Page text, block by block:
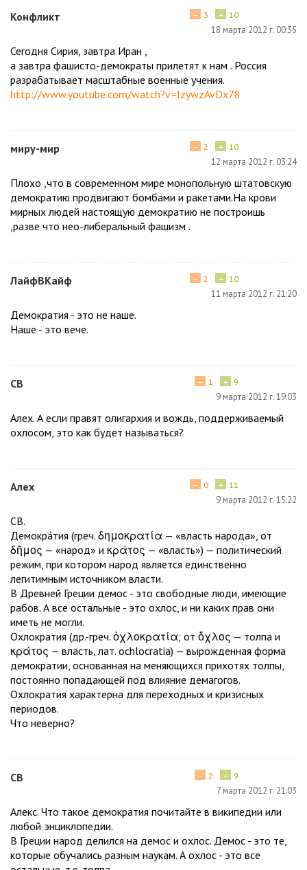
Конфликт + 10
− 3
18 марта 2012 г. 00:35
Сегодня Сирия, завтра Иран ,
а завтра фашисто-демократы прилетят к нам . Россия
разрабатывает масштабные военные учения.
http://www.youtube.com/watch?v=IzywzAvDx78
миру-мир + 10
− 2
12 марта 2012 г. 03:24
Плохо ,что в современном мире монопольную штатовскую
демократию продвигают бомбами и ракетами.На крови
мирных людей настоящую демократию не построишь
,разве что нео-либеральный фашизм .
ЛайфВКайф + 10
− 2
11 марта 2012 г. 21:20
Демократия - это не наше.
Наше - это вече.
СВ + 9
− 1
9 марта 2012 г. 19:03
Алех. А если правят олигархия и вождь, поддерживаемый
охлосом, это как будет называться?
Алех + 11
− 0
9 марта 2012 г. 15:22
СВ.
Демокра́тия (греч. δημοκρατία — «власть народа», от
δῆμος — «народ» и κράτος — «власть») — политический
режим, при котором народ является единственно
легитимным источником власти.
В Древней Греции демос - это свободные люди, имеющие
рабов. А все остальные - это охлос, и ни каких прав они
иметь не могли.
Охлократия (др.-греч. ὀχλοκρατία; от ὄχλος — толпа и
κράτος — власть, лат. ochlocratia) — вырожденная форма
демократии, основанная на меняющихся прихотях толпы,
постоянно попадающей под влияние демагогов.
Охлократия характерна для переходных и кризисных
периодов.
Что неверно?
СВ + 9
− 2
7 марта 2012 г. 21:03
Алекс. Что такое демократия почитайте в википедии или
любой энциклопедии.
В Греции народ делился на демос и охлос. Демос - это те,
которые обучались разным наукам. А охлос - это все